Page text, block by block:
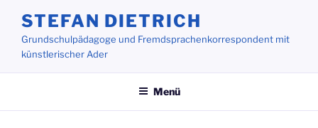
Inhalt
springen
STEFAN DIETRICH
Grundschulpädagoge und Fremdsprachenkorrespondent mit
künstlerischer Ader
Menü